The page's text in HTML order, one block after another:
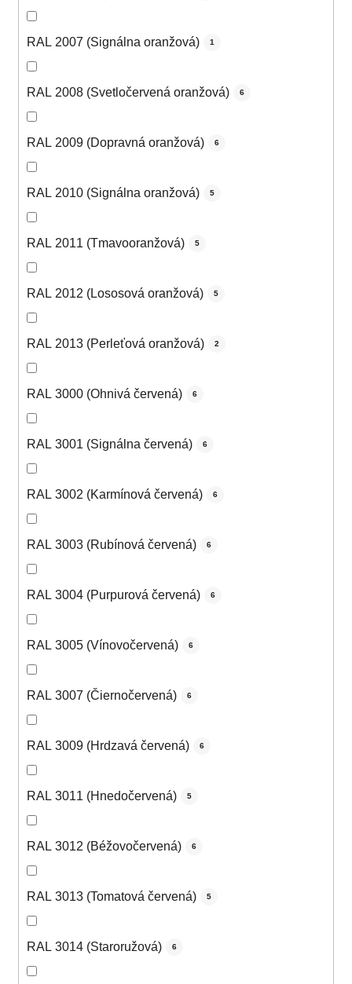
RAL 2007 (Signálna oranžová) 1
RAL 2008 (Svetločervená oranžová) 6
RAL 2009 (Dopravná oranžová) 6
RAL 2010 (Signálna oranžová) 5
RAL 2011 (Tmavooranžová) 5
RAL 2012 (Lososová oranžová) 5
RAL 2013 (Perleťová oranžová) 2
RAL 3000 (Ohnivá červená) 6
RAL 3001 (Signálna červená) 6
RAL 3002 (Karmínová červená) 6
RAL 3003 (Rubínová červená) 6
RAL 3004 (Purpurová červená) 6
RAL 3005 (Vínovočervená) 6
RAL 3007 (Čiernočervená) 6
RAL 3009 (Hrdzavá červená) 6
RAL 3011 (Hnedočervená) 5
RAL 3012 (Béžovočervená) 6
RAL 3013 (Tomatová červená) 5
RAL 3014 (Staroružová) 6